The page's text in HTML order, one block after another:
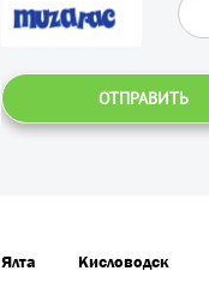
ОТПРАВИТЬ
Ялта Кисловодск